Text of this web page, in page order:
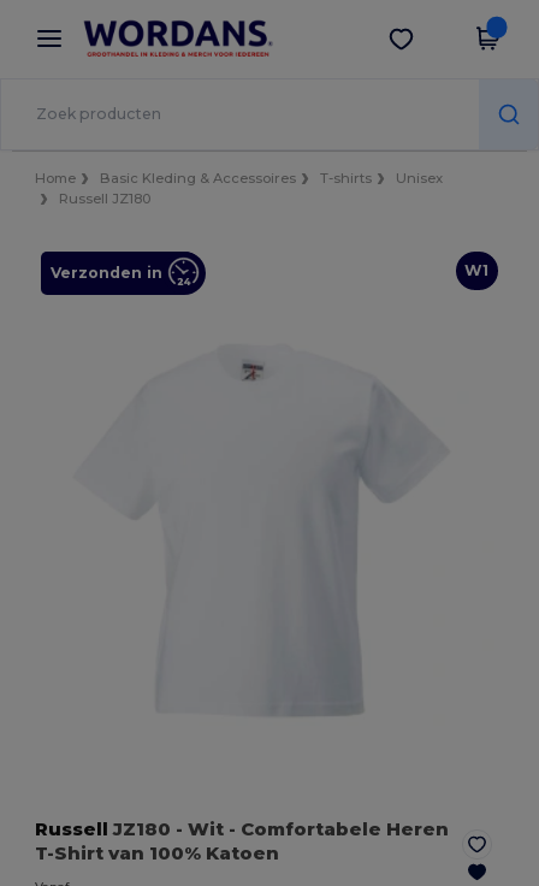
× Wordans-app
Betere prijzen in de app!
Download app
Home Basic Kleding & Accessoires T-shirts
Unisex
Russell JZ180
W1
Verzonden in
Russell JZ180 - Wit - Comfortabele Heren
T-Shirt van 100% Katoen